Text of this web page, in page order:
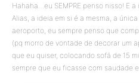
Hahaha…eu SEMPRE penso nisso! E
Alias, a ideia em si é a mesma, a
aeroporto, eu sempre penso que
(pq morro de vontade de decorar um
que eu quiser, colocando sofá de 15
sempre que eu ficasse com saudade